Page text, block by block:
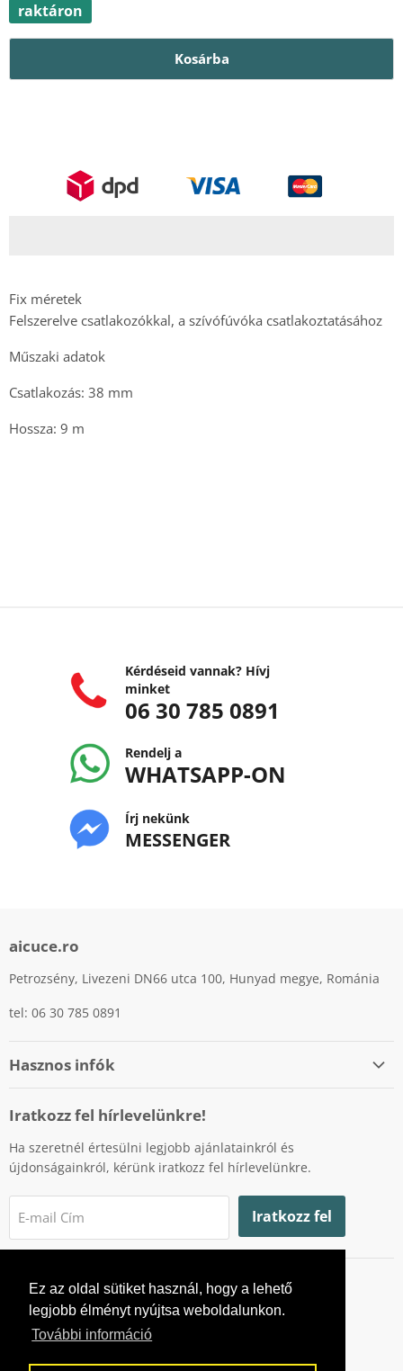
Ez az oldal sütiket használ, hogy a lehető
legjobb élményt nyújtsa weboldalunkon.
További információ
raktáron
Kosárba
Fix méretek
Felszerelve csatlakozókkal, a szívófúvóka csatlakoztatásához
Műszaki adatok
Csatlakozás: 38 mm
Hossza: 9 m
Kérdéseid vannak? Hívj
minket
06 30 785 0891
Rendelj a
WHATSAPP-ON
Írj nekünk
MESSENGER
aicuce.ro
Petrozsény, Livezeni DN66 utca 100, Hunyad megye, Románia
tel: 06 30 785 0891
Hasznos infók
Cookiek (sütik) használatának szabályzata
Fizetési lehetőségek
Szállítás
Iratkozz fel hírlevelünkre!
Ha szeretnél értesülni legjobb ajánlatainkról és
újdonságainkról, kérünk iratkozz fel hírlevelünkre.
E-mail Cím Iratkozz fel
Ne
si
Ne
si